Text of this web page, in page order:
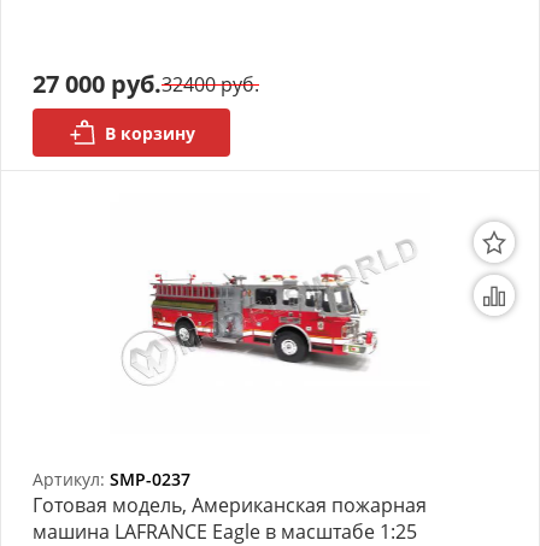
27 000 руб.32400 руб.
В корзину
Артикул: SMP-0237
Готовая модель, Американская пожарная
машина LAFRANCE Eagle в масштабе 1:25